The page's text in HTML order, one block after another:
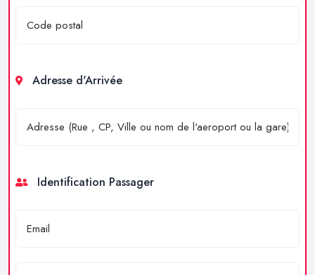
Adresse d'Arrivée
Identification Passager